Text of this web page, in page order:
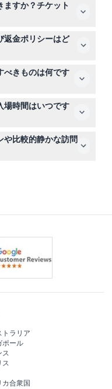
レベルウォークウェイ
ジンが展示されてい
れることができま
ますか？チケット
できますが、0歳から
が必要です。学生チケ
なIDの提示が必要で
返金ポリシーはど
でキャンセルできま
確認ください。
べきものは何です
IDを持参し、ガラス
ください。屋外のエリ
準備してください。
場時間はいつです
時まで開いており、
合がありますので、予
や比較的静かな訪問
トラリア
ポール
ス
ス
カ合衆国